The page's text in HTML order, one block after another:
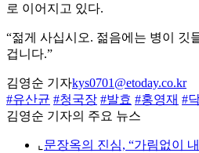
로 이어지고 있다.
“젊게 사십시오. 젊음에는 병이 깃
겁니다.”
김영순 기자kys0701@etoday.co.kr
#유산균 #청국장 #발효 #홍영재 #
김영순 기자의 주요 뉴스
⌞ 문장옥의 진심, “가림없이